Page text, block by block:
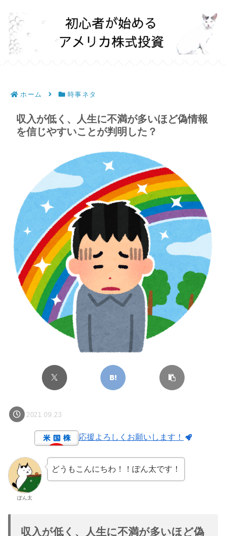
ホーム 時事ネタ
収入が低く、人生に不満が多いほど偽情報
を信じやすいことが判明した？
2021.09.23
応援よろしくお願いします！
ぽん太
どうもこんにちわ！！ぽん太です！
収入が低く、人生に不満が多いほど偽